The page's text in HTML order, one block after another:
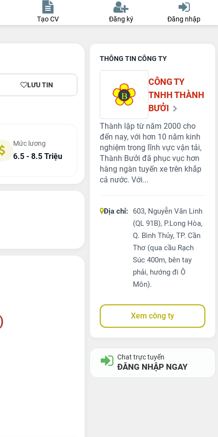
Tạo CV Đăng ký Đăng nhập
LƯU TIN
Mức lương
6.5 - 8.5 Triệu
THÔNG TIN CÔNG TY
CÔNG TY
TNHH THÀNH
BƯỞI
Thành lập từ năm 2000 cho
đến nay, với hơn 10 năm kinh
nghiệm trong lĩnh vực vận tải,
Thành Bưởi đã phục vục hơn
hàng ngàn tuyến xe trên khắp
cả nước. Với...
Địa chỉ:
603, Nguyễn Văn Linh
(QL 91B), P.Long Hòa,
Q. Bình Thủy, TP. Cần
Thơ (qua cầu Rạch
Súc 400m, bên tay
phải, hướng đi Ô
Môn).
Xem công ty
Chat trực tuyến
ĐĂNG NHẬP NGAY